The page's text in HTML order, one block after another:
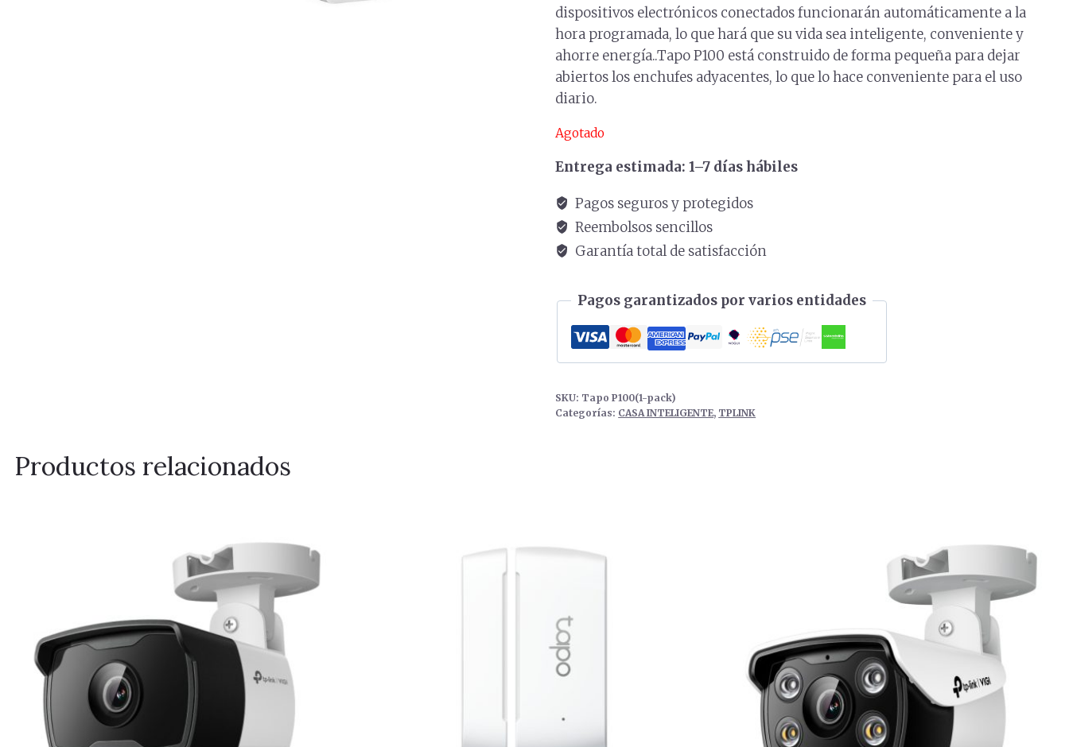
dispositivos electrónicos conectados funcionarán automáticamente a la
hora programada, lo que hará que su vida sea inteligente, conveniente y
ahorre energía..Tapo P100 está construido de forma pequeña para dejar
abiertos los enchufes adyacentes, lo que lo hace conveniente para el uso
diario.
Agotado
Entrega estimada: 1–7 días hábiles
Pagos seguros y protegidos
Reembolsos sencillos
Garantía total de satisfacción
Pagos garantizados por varios entidades
SKU: Tapo P100(1-pack)
Categorías: CASA INTELIGENTE, TPLINK
Productos relacionados